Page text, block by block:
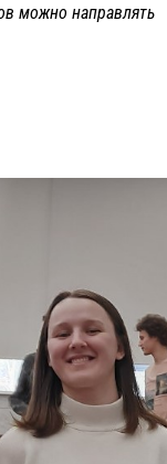
можно направлять